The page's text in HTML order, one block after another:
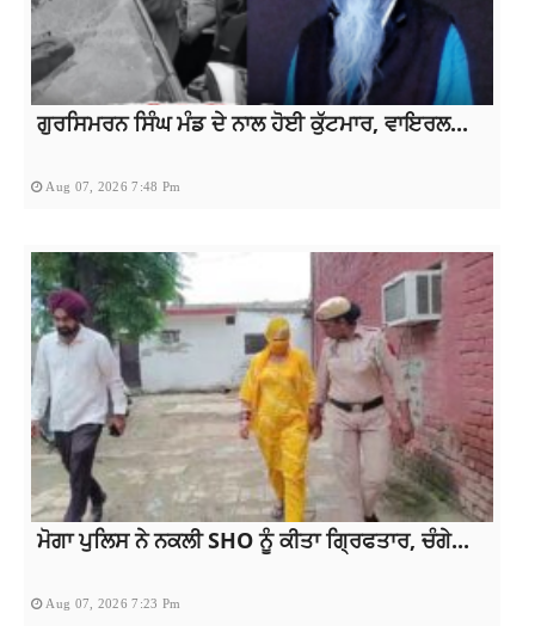
ਗੁਰਸਿਮਰਨ ਸਿੰਘ ਮੰਡ ਦੇ ਨਾਲ ਹੋਈ ਕੁੱਟਮਾਰ, ਵਾਇਰਲ...
Aug 07, 2026 7:48 Pm
ਮੋਗਾ ਪੁਲਿਸ ਨੇ ਨਕਲੀ SHO ਨੂੰ ਕੀਤਾ ਗ੍ਰਿਫਤਾਰ, ਚੰਗੇ...
Aug 07, 2026 7:23 Pm